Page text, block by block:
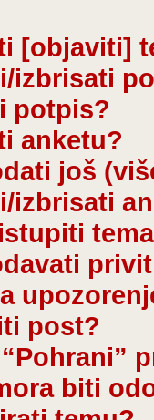
[objaviti]
izbrisati
potpis?
anketu?
još
izbrisati
post?
biti